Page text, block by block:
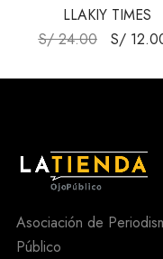
LLAKIY TIMES
S/24.00 S/
Asociación de
Público